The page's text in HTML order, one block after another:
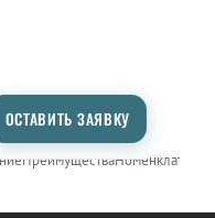
ОСТАВИТЬ ЗАЯВКУ
ПреимуществаНоменклатура